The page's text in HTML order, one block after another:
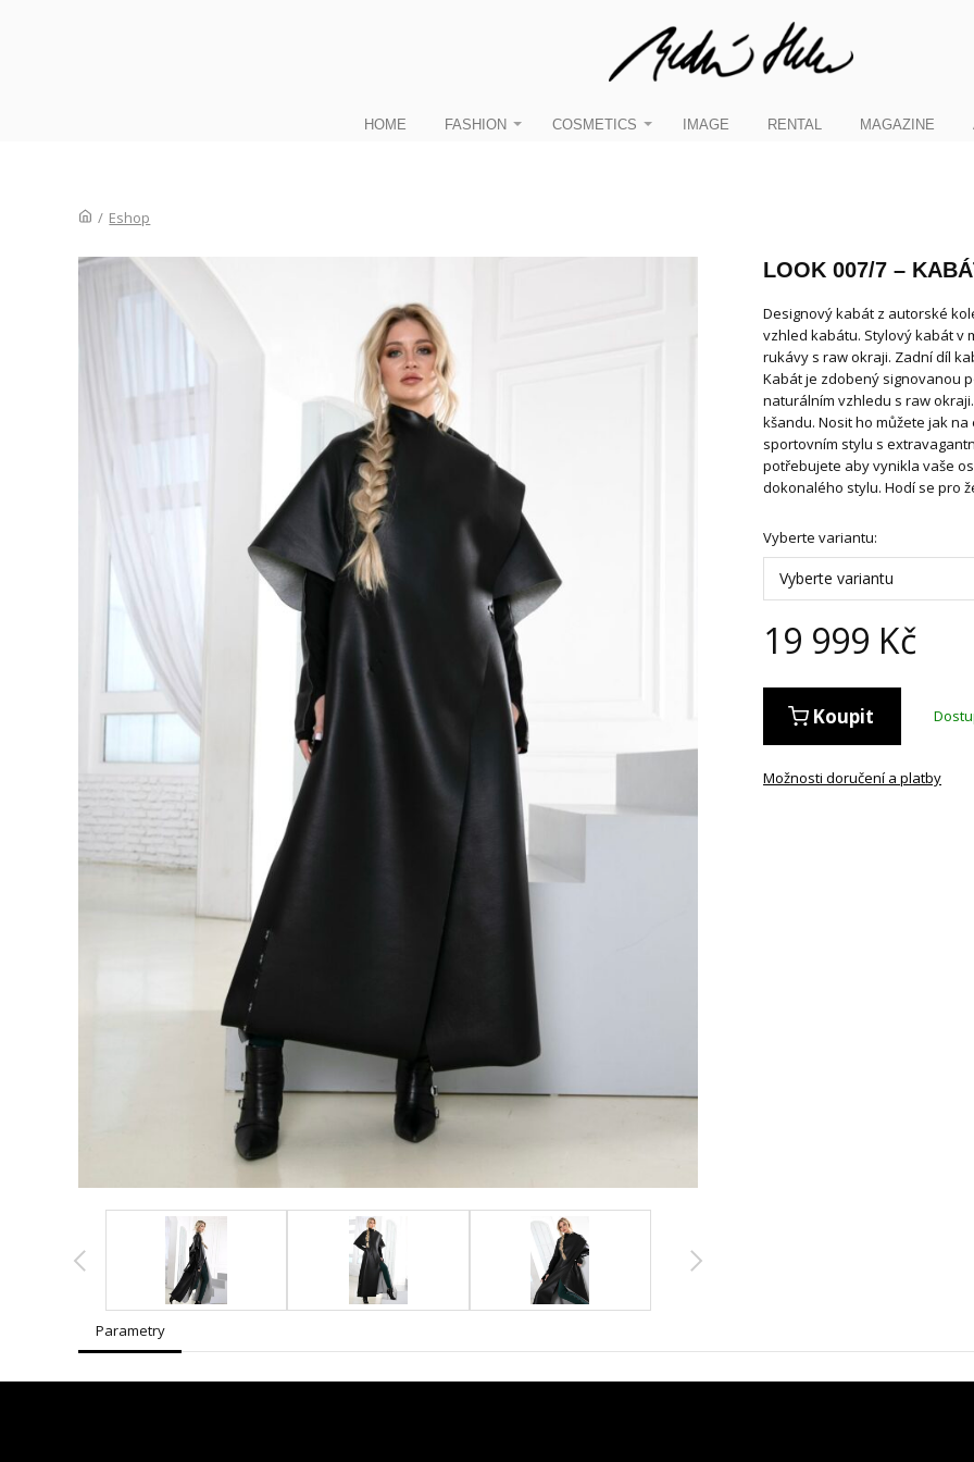
HOME FASHION COSMETICS IMAGE RENTAL MAGAZINE
/ Eshop
LOOK 007/7 –
Designový kabát z autorské
vzhled kabátu. Stylový kabát v
rukávy s raw okraji. Zadní díl
Kabát je zdobený signovanou
naturálním vzhledu s raw
kšandu. Nosit ho můžete jak
sportovním stylu s
potřebujete aby vynikla vaše
dokonalého stylu. Hodí se pro
Vyberte variantu:
Vyberte variantu
19 999 Kč
Koupit
Možnosti doručení a platby
Parametry